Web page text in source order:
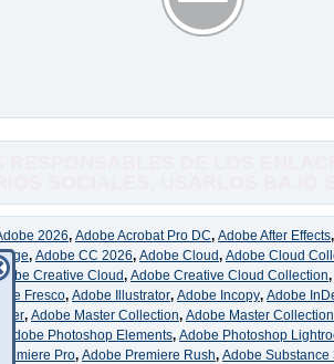
2026, Adobe Acrobat Pro DC, Adobe After Effects
, Adobe CC 2026, Adobe Cloud, Adobe Cloud
Creative Cloud, Adobe Creative Cloud Collection,
Fresco, Adobe Illustrator, Adobe Incopy, Adobe
, Adobe Master Collection, Adobe Master
Adobe Photoshop Elements, Adobe Photoshop
Pro, Adobe Premiere Rush, Adobe Substance